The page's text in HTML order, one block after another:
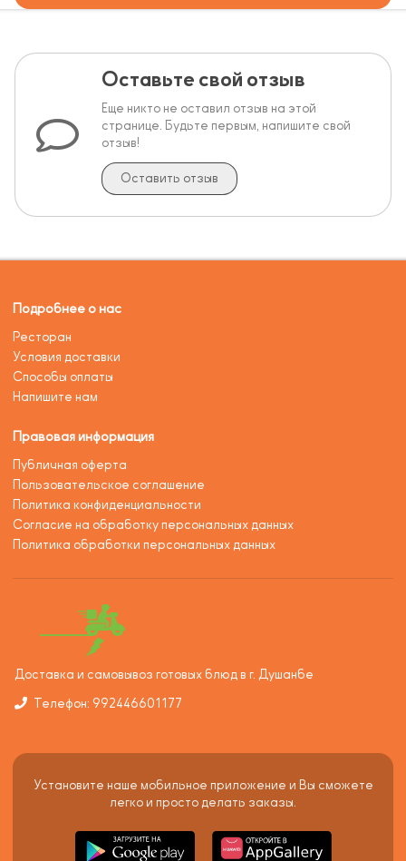
Оставьте свой отзыв
Еще никто не оставил отзыв на этой
странице. Будьте первым, напишите свой
отзыв!
Оставить отзыв
Подробнее о нас
Ресторан
Условия доставки
Способы оплаты
Напишите нам
Правовая информация
Публичная оферта
Пользовательское соглашение
Политика конфиденциальности
Согласие на обработку персональных данных
Политика обработки персональных данных
Доставка и самовывоз готовых блюд в г. Душанбе
Телефон: 992446601177
Установите наше мобильное приложение и Вы сможете
легко и просто делать заказы.